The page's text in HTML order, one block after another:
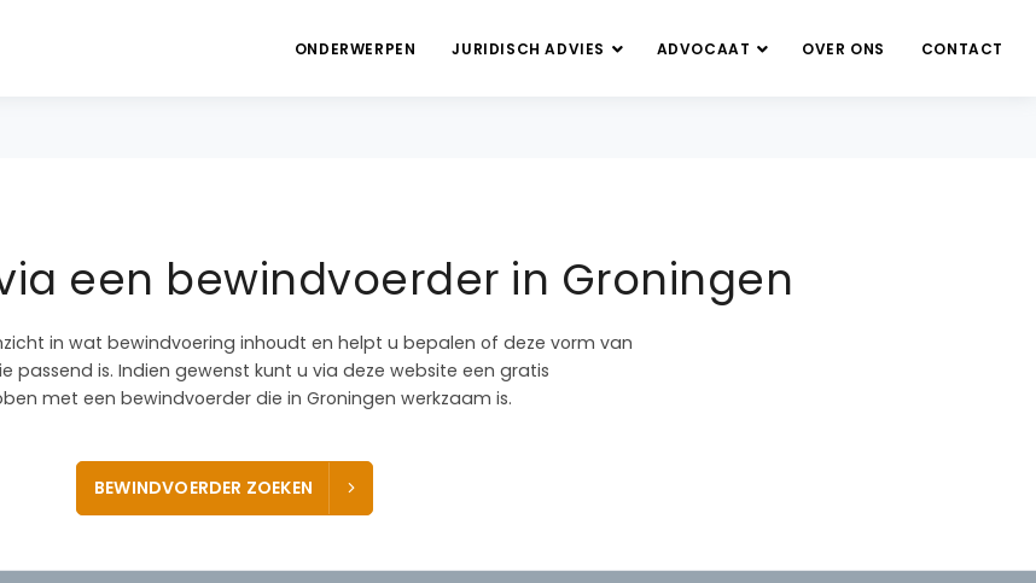
ONDERWERPEN JURIDISCH ADVIES ADVOCAAT OVER ONS CONTACT
een bewindvoerder in Groningen
in wat bewindvoering inhoudt en helpt u bepalen of deze vorm van
passend is. Indien gewenst kunt u via deze website een gratis
met een bewindvoerder die in Groningen werkzaam is.
BEWINDVOERDER ZOEKEN